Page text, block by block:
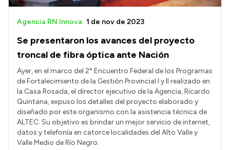
Se presentaron los avances del proyecto
troncal de fibra óptica ante Nación
Agencia RN Innova 1 de nov de 2023
Ayer, en el marco del 2° Encuentro Federal de los Programas
de Fortalecimiento de la Gestión Provincial I y II realizado en
la Casa Rosada, el director ejecutivo de la Agencia, Ricardo
Quintana, expuso los detalles del proyecto elaborado y
diseñado por este organismo con la asistencia técnica de
ALTEC. Su objetivo es brindar un mejor servicio de internet,
datos y telefonía en catorce localidades del Alto Valle y
Valle Medio de Río Negro.